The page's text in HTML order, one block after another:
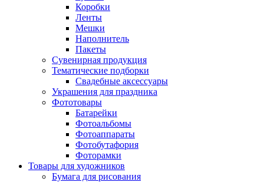
Коробки
Ленты
Мешки
Наполнитель
Пакеты
Сувенирная продукция
Тематические подборки
Свадебные аксессуары
Украшения для праздника
Фототовары
Батарейки
Фотоальбомы
Фотоаппараты
Фотобутафория
Фоторамки
Товары для художников
Бумага для рисования